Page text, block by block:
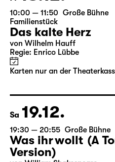
von Joseph Kesselring
Regie: Tina Lanik
Karten
Do 31.12.
Konzert
Hotel Rimini
Karten